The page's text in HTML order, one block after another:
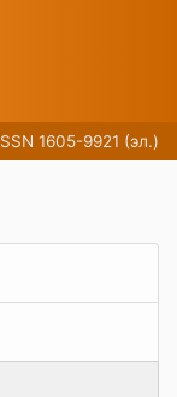
1605-9921 (эл.)